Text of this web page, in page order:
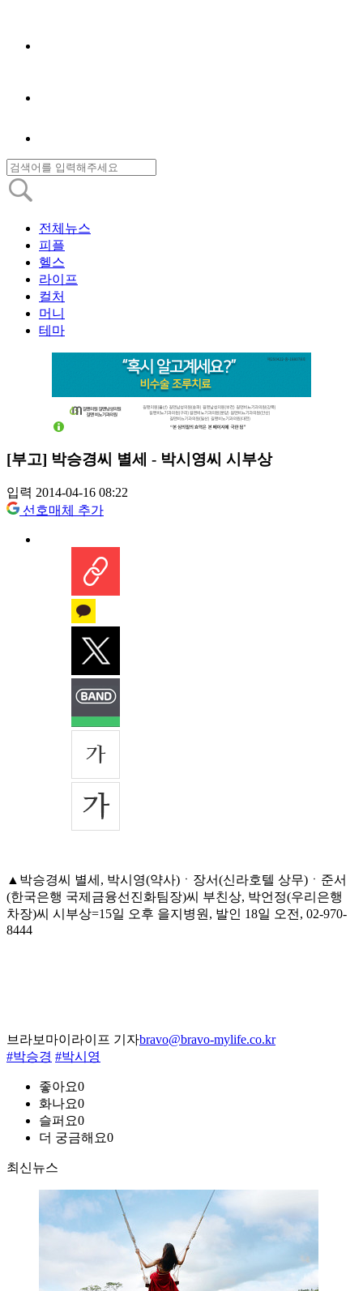
전체뉴스
피플
헬스
라이프
컬처
머니
테마
[부고] 박승경씨 별세 - 박시영씨 시부상
입력 2014-04-16 08:22
선호매체 추가
▲박승경씨 별세, 박시영(약사)ㆍ장서(신라호텔 상무)ㆍ준서
(한국은행 국제금융선진화팀장)씨 부친상, 박언정(우리은행
차장)씨 시부상=15일 오후 을지병원, 발인 18일 오전, 02-970-
8444
브라보마이라이프 기자bravo@bravo-mylife.co.kr
#박승경 #박시영
좋아요0
화나요0
슬퍼요0
더 궁금해요0
최신뉴스